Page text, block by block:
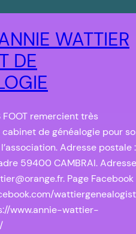
WATTIER
DE
FOOT remercient très
de généalogie pour
Adresse postale :
59400 CAMBRAI. Adresse
Page Facebook
www.annie-wattier-